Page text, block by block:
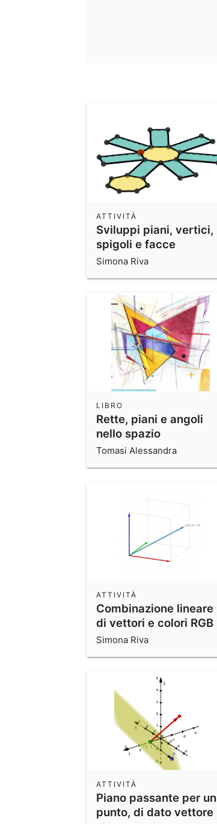
Sviluppi piani, vertici,
spigoli e facce
ATTIVITÀ
Simona Riva
Rette, piani e angoli
nello spazio
LIBRO
Tomasi Alessandra
Combinazione lineare
di vettori e colori RGB
ATTIVITÀ
Simona Riva
Piano passante per un
punto, di dato vettore
ATTIVITÀ